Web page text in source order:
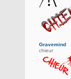
Gravemind
chieur